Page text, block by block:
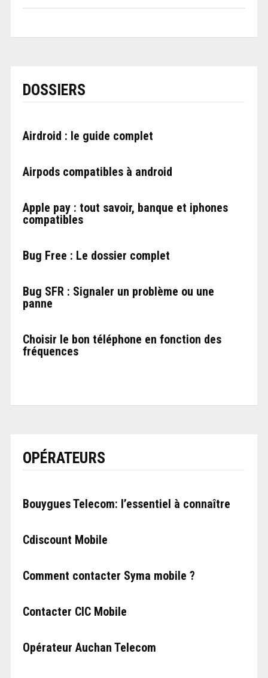
DOSSIERS
Airdroid : le guide complet
Airpods compatibles à android
Apple pay : tout savoir, banque et iphones
compatibles
Bug Free : Le dossier complet
Bug SFR : Signaler un problème ou une
panne
Choisir le bon téléphone en fonction des
fréquences
OPÉRATEURS
Bouygues Telecom: l’essentiel à connaître
Cdiscount Mobile
Comment contacter Syma mobile ?
Contacter CIC Mobile
Opérateur Auchan Telecom